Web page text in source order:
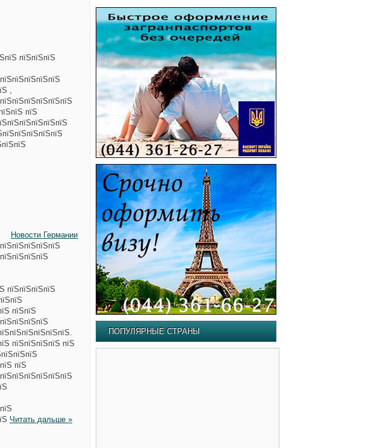
пїЅпїЅпїЅ
,
пїЅ
Новости Германии
пїЅпїЅпїЅпїЅ
пїЅпїЅ
пїЅпїЅпїЅпїЅ пїЅ
пїЅ
Читать дальше »
ПОПУЛЯРНЫЕ СТРАНЫ